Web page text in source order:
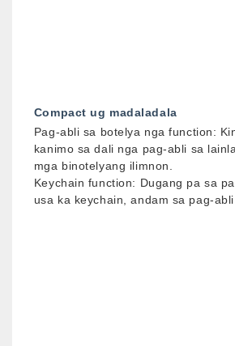
Compact ug madaladala
Pag-abli sa botelya nga function:
kanimo sa dali nga pag-abli sa
mga binotelyang ilimnon.
Keychain function: Dugang pa sa
usa ka keychain, andam sa pag-